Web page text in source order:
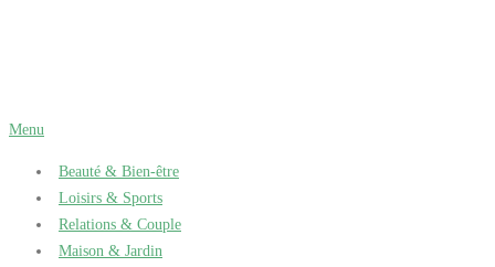
Menu
Beauté & Bien-être
Loisirs & Sports
Relations & Couple
Maison & Jardin